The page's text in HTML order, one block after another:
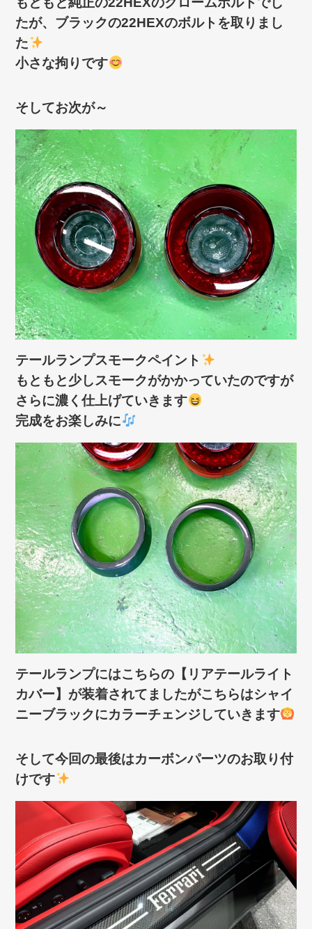
たが、ブラックの22HEXのボルトを取りまし
た
小さな拘りです
そしてお次が～
テールランプスモークペイント
もともと少しスモークがかかっていたのですが
さらに濃く仕上げていきます
完成をお楽しみに
テールランプにはこちらの【リアテールライト
カバー】が装着されてましたがこちらはシャイ
ニーブラックにカラーチェンジしていきます
そして今回の最後はカーボンパーツのお取り付
けです